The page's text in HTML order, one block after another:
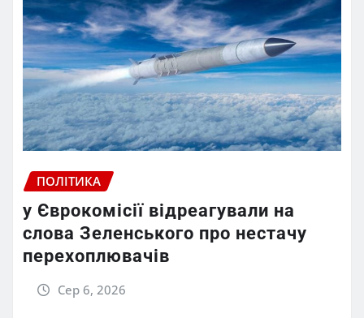
ПОЛІТИКА
у Єврокомісії відреагували на
слова Зеленського про нестачу
перехоплювачів
Сер 6, 2026